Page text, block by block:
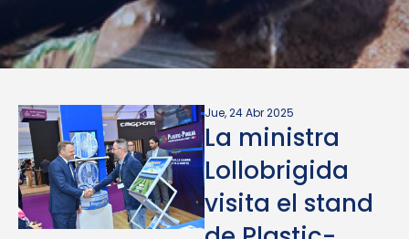
Jue, 24 Abr 2025
La ministra
Lollobrigida
visita el stand